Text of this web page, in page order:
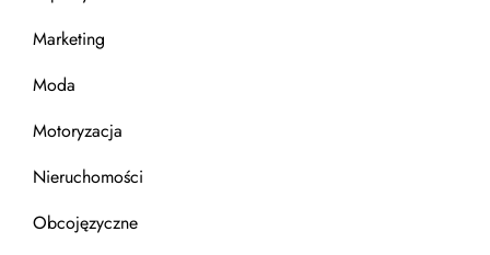
Marketing
Moda
Motoryzacja
Nieruchomości
Obcojęzyczne